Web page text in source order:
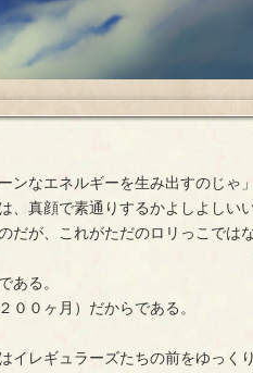
ンなエネルギーを生み出すのじゃ」
真顔で素通りするかよしよしい
だが、これがただのロリっこでは
ある。
０ヶ月）だからである。
レギュラーズたちの前をゆっく